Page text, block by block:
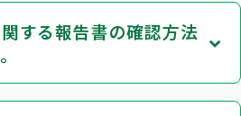
する報告書の確認方法